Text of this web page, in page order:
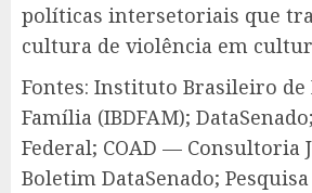
políticas intersetoriais que
cultura de violência em
Fontes: Instituto Brasileiro de
Família (IBDFAM);
Federal; COAD — Consultoria
Boletim DataSenado;